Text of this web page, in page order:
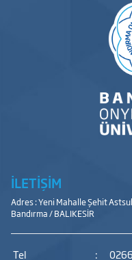
İLETİŞİM
Adres : Yeni Mahalle Şehit
Bandırma / BALIKESİR
Tel :